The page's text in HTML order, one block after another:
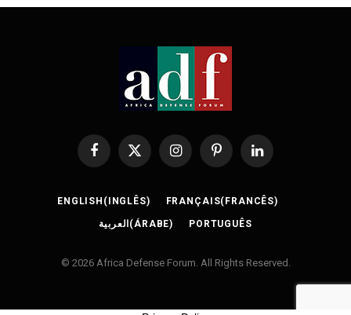
Facebook
X
InstagramPinterestLinkedIn
ENGLISH ( INGLÊS) FRANÇAIS( FRANCÊS)
العربية (ÁRABE) PORTUGUÊS
© 2026 Africa Defense Forum. All Rights Reserved.